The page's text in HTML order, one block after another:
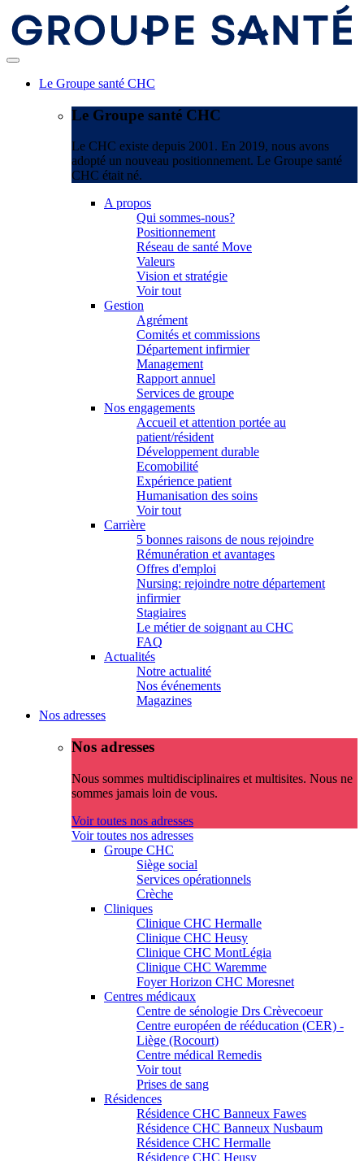
Le Groupe santé CHC
Le Groupe santé CHC
Le CHC existe depuis 2001. En 2019, nous avons
adopté un nouveau positionnement. Le Groupe santé
CHC était né.
A propos
Qui sommes-nous?
Positionnement
Réseau de santé Move
Valeurs
Vision et stratégie
Voir tout
Gestion
Agrément
Comités et commissions
Département infirmier
Management
Rapport annuel
Services de groupe
Nos engagements
Accueil et attention portée au
patient/résident
Développement durable
Ecomobilité
Expérience patient
Humanisation des soins
Voir tout
Carrière
5 bonnes raisons de nous rejoindre
Rémunération et avantages
Offres d'emploi
Nursing: rejoindre notre département
infirmier
Stagiaires
Le métier de soignant au CHC
FAQ
Actualités
Notre actualité
Nos événements
Magazines
Nos adresses
Nos adresses
Nous sommes multidisciplinaires et multisites. Nous ne
sommes jamais loin de vous.
Voir toutes nos adresses
Voir toutes nos adresses
Groupe CHC
Siège social
Services opérationnels
Crèche
Cliniques
Clinique CHC Hermalle
Clinique CHC Heusy
Clinique CHC MontLégia
Clinique CHC Waremme
Foyer Horizon CHC Moresnet
Centres médicaux
Centre de sénologie Drs Crèvecoeur
Centre européen de rééducation (CER) -
Liège (Rocourt)
Centre médical Remedis
Voir tout
Prises de sang
Résidences
Résidence CHC Banneux Fawes
Résidence CHC Banneux Nusbaum
Résidence CHC Hermalle
Résidence CHC Heusy